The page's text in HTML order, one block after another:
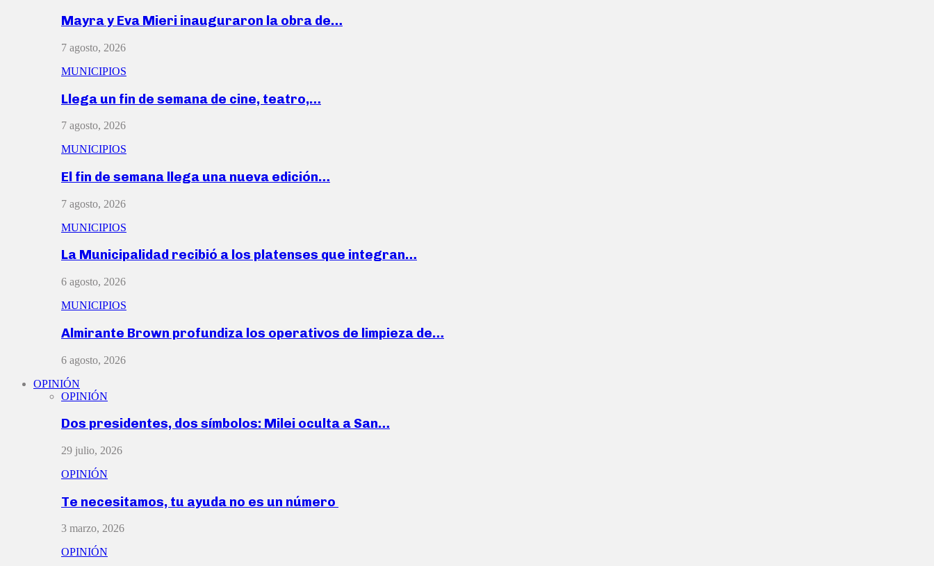
Mayra y Eva Mieri inauguraron la obra de…
7 agosto, 2026
MUNICIPIOS
Llega un fin de semana de cine, teatro,…
7 agosto, 2026
MUNICIPIOS
El fin de semana llega una nueva edición…
7 agosto, 2026
MUNICIPIOS
La Municipalidad recibió a los platenses que integran…
6 agosto, 2026
MUNICIPIOS
Almirante Brown profundiza los operativos de limpieza de…
6 agosto, 2026
OPINIÓN
OPINIÓN
Dos presidentes, dos símbolos: Milei oculta a San…
29 julio, 2026
OPINIÓN
Te necesitamos, tu ayuda no es un número
3 marzo, 2026
OPINIÓN